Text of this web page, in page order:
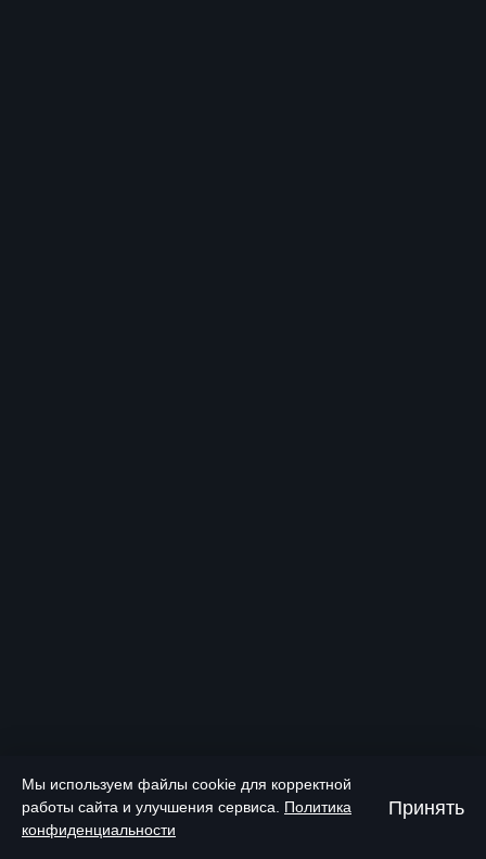
Мы используем файлы cookie для корректной
работы сайта и улучшения сервиса. Политика
конфиденциальности
Принять